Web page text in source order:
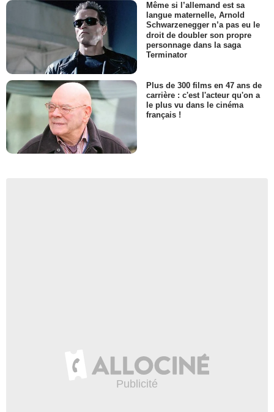
Même si l’allemand est sa
langue maternelle, Arnold
Schwarzenegger n’a pas eu le
droit de doubler son propre
personnage dans la saga
Terminator
Plus de 300 films en 47 ans de
carrière : c'est l'acteur qu'on a
le plus vu dans le cinéma
français !